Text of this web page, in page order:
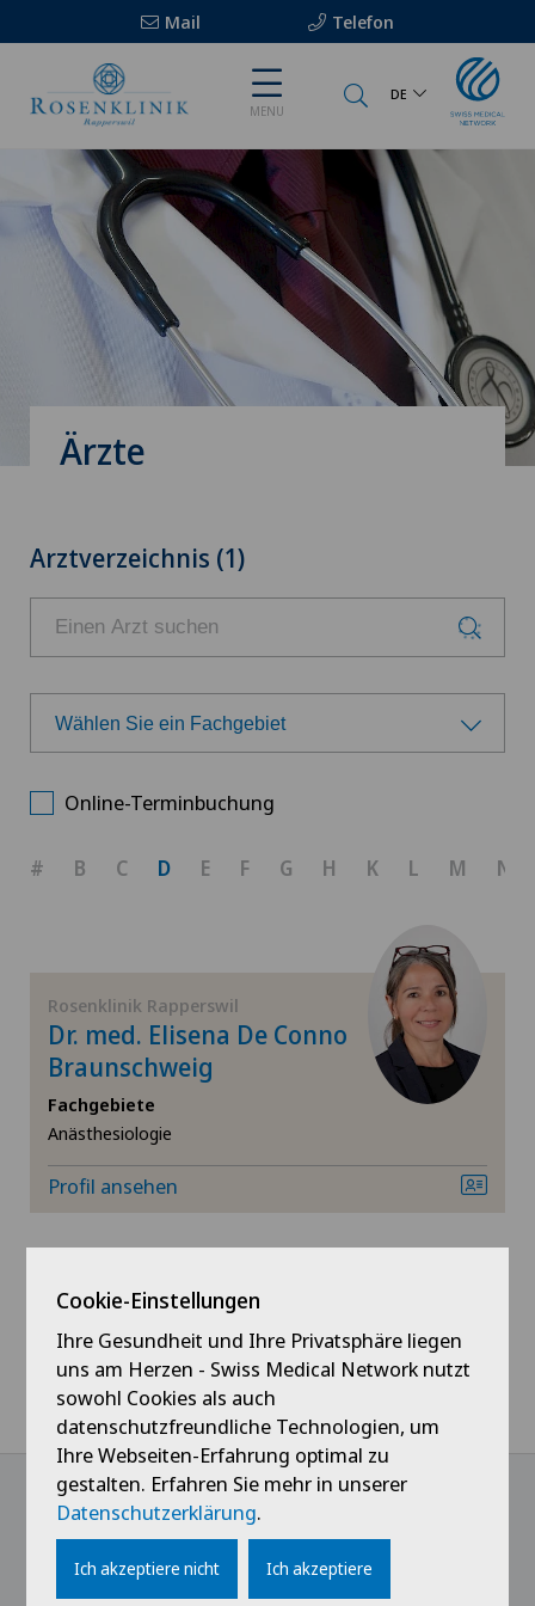
Mail Telefon
MENU
DE
Ärzte
Arztverzeichnis (1)
Wählen Sie ein Fachgebiet
Bänderriss / Bandverletzung
Ellbogenchirurgie
Fersenschmerzen
Fuss- und Sprunggelenkchirurgie
Hallux Valgus
Handchirurgie
Hüftarthrose
Hüftchirurgie
Online-Terminbuchung
# B C D E F G H K L M N
Rosenklinik Rapperswil
Dr. med. Elisena De Conno
Braunschweig
Fachgebiete
Anästhesiologie
Profil ansehen
@Follow our news
Cookie-Einstellungen
Ihre Gesundheit und Ihre Privatsphäre liegen
uns am Herzen - Swiss Medical Network nutzt
sowohl Cookies als auch
datenschutzfreundliche Technologien, um
Ihre Webseiten-Erfahrung optimal zu
gestalten. Erfahren Sie mehr in unserer
Datenschutzerklärung.
Ich akzeptiere nicht Ich akzeptiere